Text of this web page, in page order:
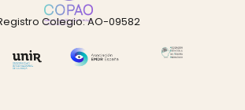
Colegio: AO-09582